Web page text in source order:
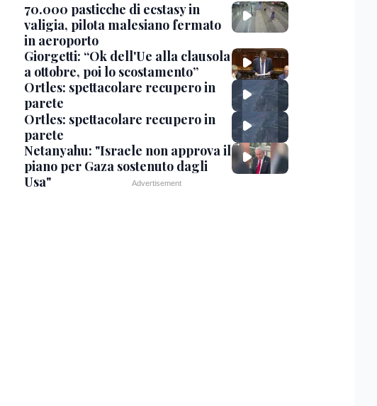
70.000 pasticche di ecstasy in
valigia, pilota malesiano fermato
in aeroporto
Giorgetti: “Ok dell'Ue alla clausola
a ottobre, poi lo scostamento”
Ortles: spettacolare recupero in
parete
Ortles: spettacolare recupero in
parete
Netanyahu: "Israele non approva il
piano per Gaza sostenuto dagli
Usa"